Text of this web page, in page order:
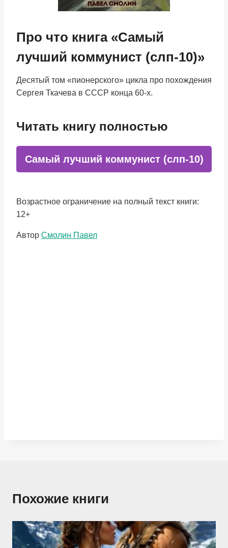
Про что книга «Самый
лучший коммунист (слп-10)»
Десятый том «пионерского» цикла про похождения
Сергея Ткачева в СССР конца 60-х.
Читать книгу полностью
Самый лучший коммунист (слп-10)
Возрастное ограничение на полный текст книги:
12+
Метки
Автор Смолин Павел
Похожие книги